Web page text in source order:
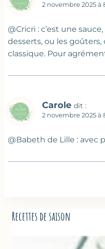
2 novembre 2025 à
@Cricri : c’est une
desserts, ou les goûters,
classique. Pour
Carole dit :
2 novembre 2025 à
@Babeth de Lille : avec
Recettes de saison